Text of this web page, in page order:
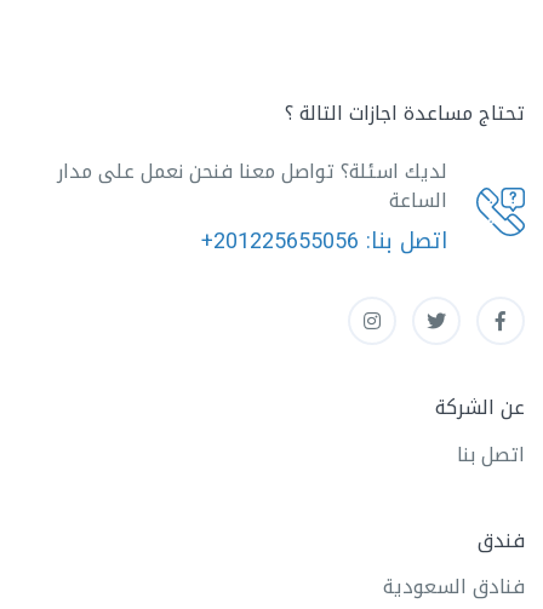
تحتاج مساعدة اجازات التالة ؟
لديك اسئلة؟ تواصل معنا فنحن نعمل على مدار
الساعة
اتصل بنا: +201225655056
عن الشركة
اتصل بنا
فندق
فنادق السعودية